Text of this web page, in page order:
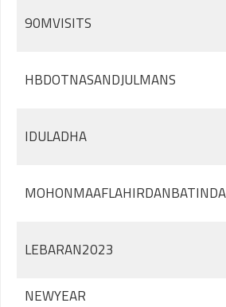
90MVISITS
HBDOTNASANDJULMANS
IDULADHA
LEBARAN2023
NEWYEAR